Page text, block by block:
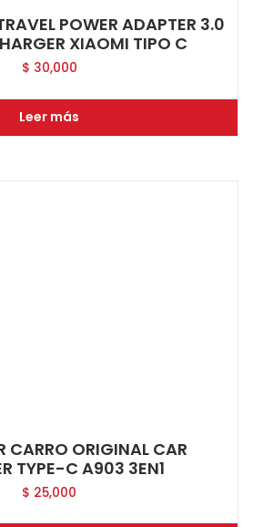
POWER ADAPTER 3.0
XIAOMI TIPO C
$ 30,000
Leer más
CARRO ORIGINAL CAR
TYPE-C A903 3EN1
$ 25,000